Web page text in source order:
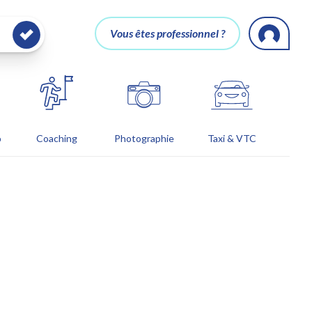
Vous êtes professionnel ?
Coaching Photographie Taxi & VTC